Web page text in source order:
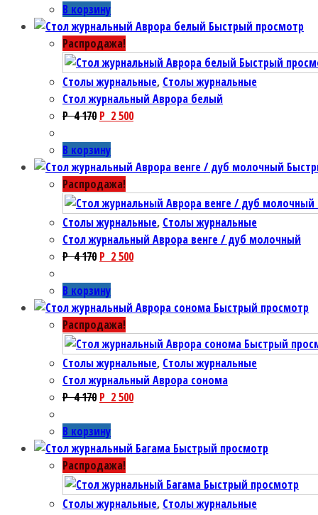
В корзину
Быстрый просмотр
Распродажа!
Быстрый
Столы журнальные, Столы журнальные
Стол журнальный Аврора белый
P4 170 P 2 500
В корзину
Распродажа!
Столы журнальные, Столы журнальные
Стол журнальный Аврора венге / дуб молочный
P4 170 P 2 500
В корзину
Быстрый просмотр
Распродажа!
Быстрый
Столы журнальные, Столы журнальные
Стол журнальный Аврора сонома
P4 170 P 2 500
В корзину
Быстрый просмотр
Распродажа!
Быстрый просмотр
Столы журнальные, Столы журнальные